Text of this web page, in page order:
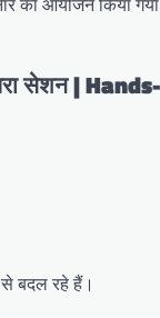
सेशन |
बदल रहे हैं।